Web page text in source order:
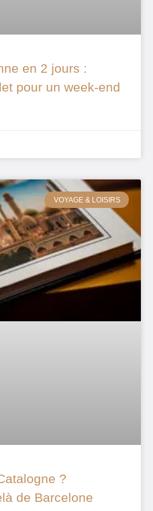
en 2 jours :
pour un week-end
VOYAGE & LOISIRS
?
de Barcelone